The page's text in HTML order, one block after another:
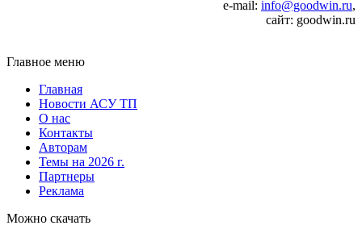
e‑mail: info@goodwin.ru,
сайт: goodwin.ru
Главное меню
Главная
Новости АСУ ТП
О нас
Контакты
Авторам
Темы на 2026 г.
Партнеры
Реклама
Можно скачать